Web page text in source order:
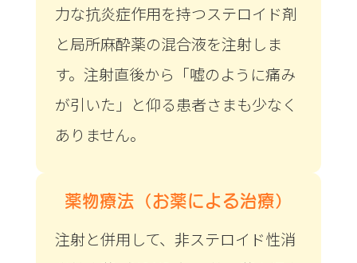
力な抗炎症作用を持つステロイド剤
と局所麻酔薬の混合液を注射しま
す。注射直後から「嘘のように痛み
が引いた」と仰る患者さまも少なく
ありません。
薬物療法（お薬による治療）
注射と併用して、非ステロイド性消